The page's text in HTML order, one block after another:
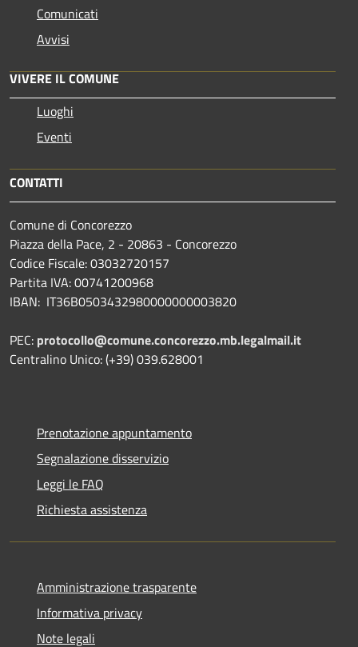
Comunicati
Avvisi
VIVERE IL COMUNE
Luoghi
Eventi
CONTATTI
Comune di Concorezzo
Piazza della Pace, 2 - 20863 - Concorezzo
Codice Fiscale: 03032720157
Partita IVA: 00741200968
IBAN: IT36B0503432980000000003820
PEC: protocollo@comune.concorezzo.mb.legalmail.it
Centralino Unico: (+39) 039.628001
Prenotazione appuntamento
Segnalazione disservizio
Leggi le FAQ
Richiesta assistenza
Amministrazione trasparente
Informativa privacy
Note legali